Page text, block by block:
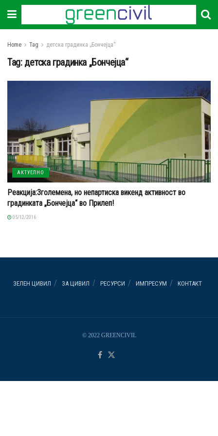
Home Tag детска градинка „Бончејца“
Tag: детска градинка „Бончејца“
АКТУЕЛНО
Реакција:Зголемена, но непартиска викенд активност во
градинката „Бончејца“ во Прилеп!
05/12/2016
ЗЕЛЕН ЦИВИЛ ЗА ЦИВИЛ РЕСУРСИ ИМПРЕСУМ КОНТАКТ
© 2022 GREENCIVIL